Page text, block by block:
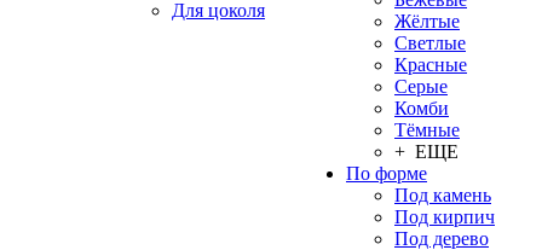
Для цоколя
Жёлтые
Светлые
Красные
Серые
Комби
Тёмные
+ ЕЩЕ
По форме
Под камень
Под кирпич
Под дерево